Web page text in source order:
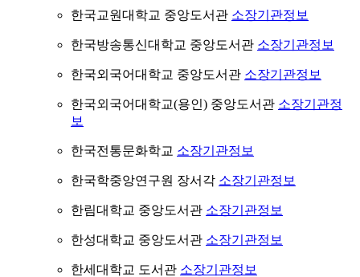
한국교원대학교 중앙도서관 소장기관정보
한국방송통신대학교 중앙도서관 소장기관정보
한국외국어대학교 중앙도서관 소장기관정보
한국외국어대학교(용인) 중앙도서관 소장기관정
보
한국전통문화학교 소장기관정보
한국학중앙연구원 장서각 소장기관정보
한림대학교 중앙도서관 소장기관정보
한성대학교 중앙도서관 소장기관정보
한세대학교 도서관 소장기관정보